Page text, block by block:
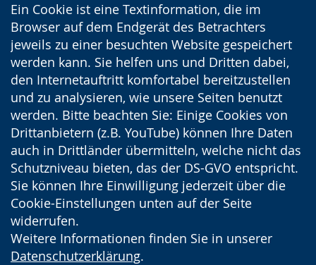
Ein Cookie ist eine Textinformation, die im
Browser auf dem Endgerät des Betrachters
jeweils zu einer besuchten Website gespeichert
werden kann. Sie helfen uns und Dritten dabei,
den Internetauftritt komfortabel bereitzustellen
und zu analysieren, wie unsere Seiten benutzt
werden. Bitte beachten Sie: Einige Cookies von
Drittanbietern (z.B. YouTube) können Ihre Daten
auch in Drittländer übermitteln, welche nicht das
Schutzniveau bieten, das der DS-GVO entspricht.
Sie können Ihre Einwilligung jederzeit über die
Cookie-Einstellungen unten auf der Seite
widerrufen.
Weitere Informationen finden Sie in unserer
Datenschutzerklärung.